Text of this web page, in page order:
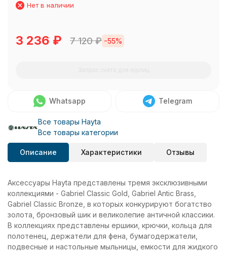
Нет в наличии
3 236 ₽ 7 120₽ -55%
Whatsapp Telegram
Все товары Hayta
Все товары категории
Описание Характеристики Отзывы
Аксессуары Hayta представлены тремя эксклюзивными
коллекциями - Gabriel Classic Gold, Gabriel Antic Brass,
Gabriel Classic Bronze, в которых конкурируют богатство
золота, бронзовый шик и великолепие античной классики.
В коллекциях представлены ершики, крючки, кольца для
полотенец, держатели для фена, бумагодержатели,
подвесные и настольные мыльницы, емкости для жидкого